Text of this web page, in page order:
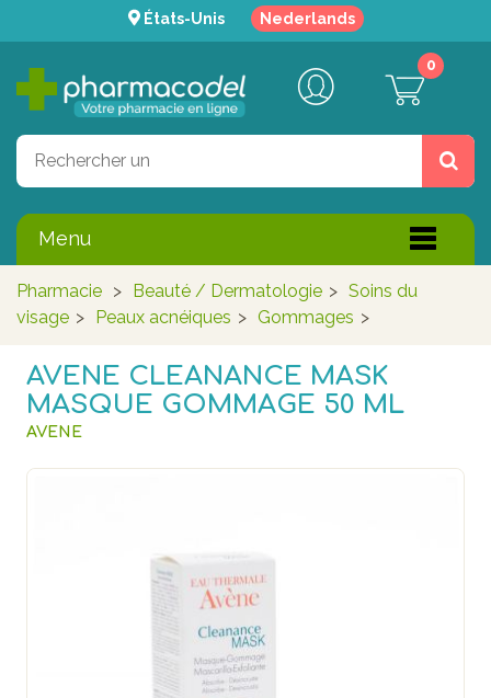
États-Unis Nederlands
0
Menu
Pharmacie > Beauté / Dermatologie > Soins du
visage > Peaux acnéiques > Gommages >
AVENE CLEANANCE MASK
MASQUE GOMMAGE 50 ML
AVENE